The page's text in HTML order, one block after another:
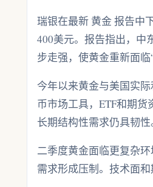
瑞银在最新 黄金 报告中
400美元。报告指出，中
步走强，使黄金重新面临
今年以来黄金与美国实
币市场工具，ETF和期
长期结构性需求仍具韧性
二季度黄金面临更复杂
需求形成压制。技术面